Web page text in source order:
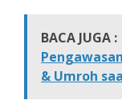
BACA JUGA :
& Umroh